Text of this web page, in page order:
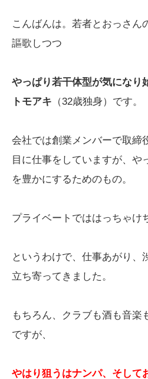
こんばんは。若者とおっさん
謳歌しつつ
やっぱり若干体型が気になり
トモアキ （32歳独身）です。
会社では創業メンバーで取締
目に仕事をしていますが、や
を豊かにするためのもの。
プライベートでははっちゃけ
というわけで、仕事あがり、
立ち寄ってきました。
もちろん、クラブも酒も音楽
ですが、
やはり狙うはナンパ、そして